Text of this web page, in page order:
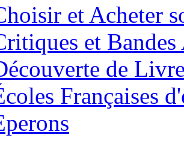
et Acheter
et
de
Françaises